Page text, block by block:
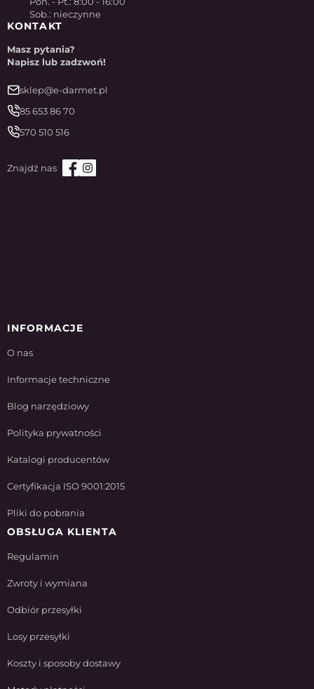
Sob.: nieczynne
KONTAKT
Masz pytania?
Napisz lub zadzwoń!
sklep@e-darmet.pl
85 653 86 70
570 510 516
INFORMACJE
O nas
Informacje techniczne
Blog narzędziowy
Polityka prywatności
Katalogi producentów
Certyfikacja ISO 9001:2015
Pliki do pobrania
OBSŁUGA KLIENTA
Regulamin
Zwroty i wymiana
Odbiór przesyłki
Losy przesyłki
Koszty i sposoby dostawy